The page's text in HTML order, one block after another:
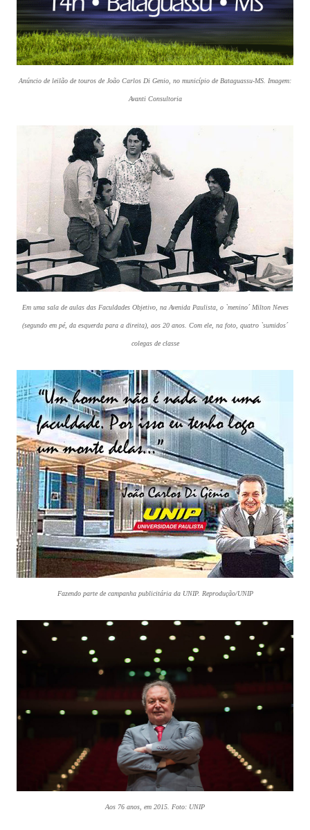
Anúncio de leilão de touros de João Carlos Di Genio, no município de Bataguassu-MS. Imagem:
Avanti Consultoria
Em uma sala de aulas das Faculdades Objetivo, na Avenida Paulista, o `menino´ Milton Neves
(segundo em pé, da esquerda para a direita), aos 20 anos. Com ele, na foto, quatro `sumidos´
colegas de classe
Fazendo parte de campanha publicitária da UNIP. Reprodução/UNIP
Aos 76 anos, em 2015. Foto: UNIP